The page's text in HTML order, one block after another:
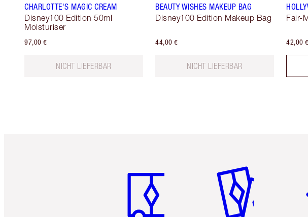
CHARLOTTE'S MAGIC CREAM
Disney100 Edition 50ml
Moisturiser
97,00 €
NICHT LIEFERBAR
BEAUTY WISHES MAKEUP BAG
Disney100 Edition Makeup Bag
44,00 €
NICHT LIEFERBAR
Fair-
42,00 €